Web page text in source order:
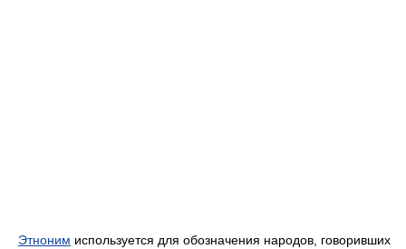
Этноним используется для обозначения народов, говоривших